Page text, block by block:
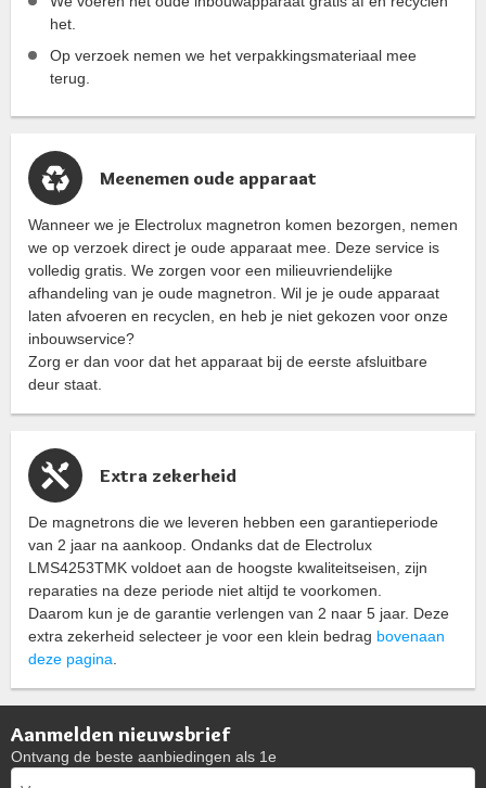
het.
Op verzoek nemen we het verpakkingsmateriaal mee
terug.
Meenemen oude apparaat
Wanneer we je Electrolux magnetron komen bezorgen, nemen
we op verzoek direct je oude apparaat mee. Deze service is
volledig gratis. We zorgen voor een milieuvriendelijke
afhandeling van je oude magnetron. Wil je je oude apparaat
laten afvoeren en recyclen, en heb je niet gekozen voor onze
inbouwservice?
Zorg er dan voor dat het apparaat bij de eerste afsluitbare
deur staat.
Extra zekerheid
De magnetrons die we leveren hebben een garantieperiode
van 2 jaar na aankoop. Ondanks dat de Electrolux
LMS4253TMK voldoet aan de hoogste kwaliteitseisen, zijn
reparaties na deze periode niet altijd te voorkomen.
Daarom kun je de garantie verlengen van 2 naar 5 jaar. Deze
extra zekerheid selecteer je voor een klein bedrag bovenaan
deze pagina
Aanmelden nieuwsbrief
Ontvang de beste aanbiedingen als 1e